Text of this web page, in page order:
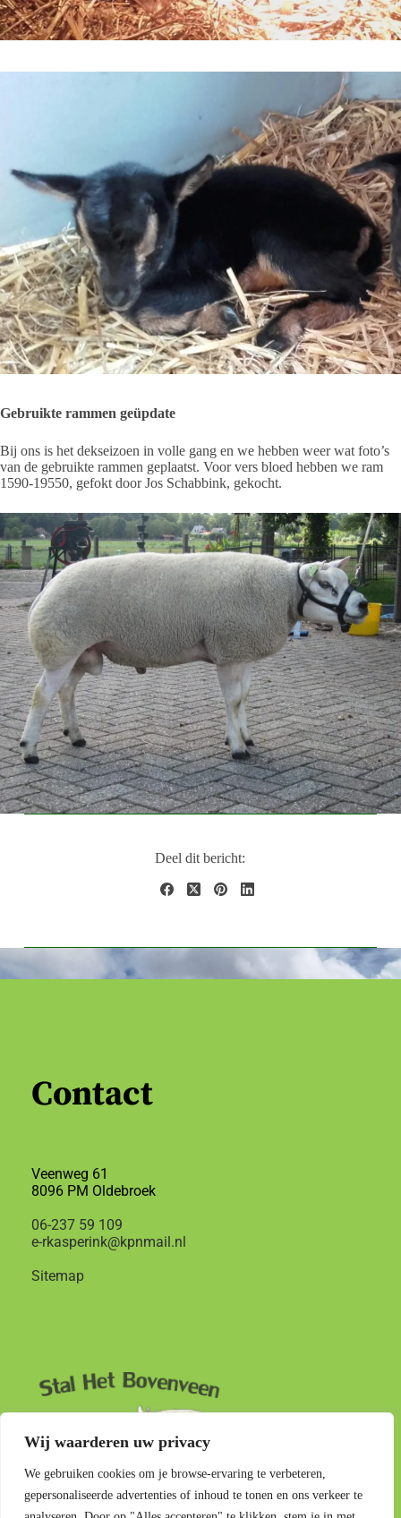
Wij waarderen uw privacy
We gebruiken cookies om je browse-ervaring te verbeteren,
gepersonaliseerde advertenties of inhoud te tonen en ons verkeer te
Gebruikte rammen geüpdate
Bij ons is het dekseizoen in volle gang en we hebben weer wat foto’s
van de gebruikte rammen geplaatst. Voor vers bloed hebben we ram
1590-19550, gefokt door Jos Schabbink, gekocht.
Deel dit bericht:
Contact
Veenweg 61
8096 PM Oldebroek
06-237 59 109
e-rkasperink@kpnmail.nl
Sitemap